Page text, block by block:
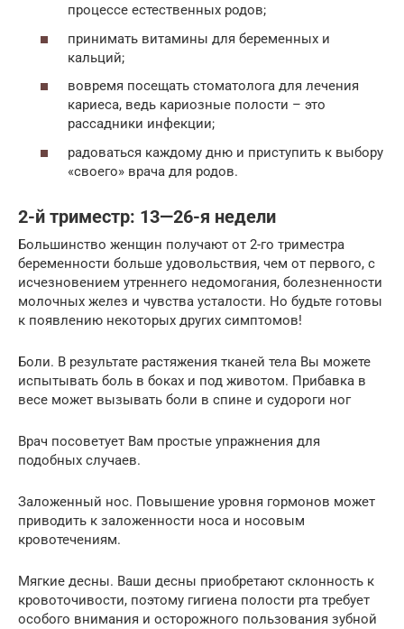
процессе естественных родов;
принимать витамины для беременных и
кальций;
вовремя посещать стоматолога для лечения
кариеса, ведь кариозные полости – это
рассадники инфекции;
радоваться каждому дню и приступить к выбору
«своего» врача для родов.
2-й триместр: 13—26-я недели
Большинство женщин получают от 2-го триместра
беременности больше удовольствия, чем от первого, с
исчезновением утреннего недомогания, болезненности
молочных желез и чувства усталости. Но будьте готовы
к появлению некоторых других симптомов!
Боли. В результате растяжения тканей тела Вы можете
испытывать боль в боках и под животом. Прибавка в
весе может вызывать боли в спине и судороги ног
Врач посоветует Вам простые упражнения для
подобных случаев.
Заложенный нос. Повышение уровня гормонов может
приводить к заложенности носа и носовым
кровотечениям.
Мягкие десны. Ваши десны приобретают склонность к
кровоточивости, поэтому гигиена полости рта требует
особого внимания и осторожного пользования зубной